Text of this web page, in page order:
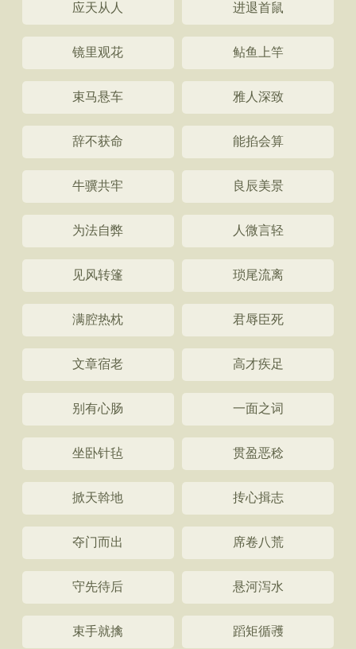
应天从人 进退首鼠
镜里观花 鲇鱼上竿
束马悬车 雅人深致
辞不获命 能掐会算
牛骥共牢 良辰美景
为法自弊 人微言轻
见风转篷 琐尾流离
满腔热枕 君辱臣死
文章宿老 高才疾足
别有心肠 一面之词
坐卧针毡 贯盈恶稔
掀天斡地 抟心揖志
夺门而出 席卷八荒
守先待后 悬河泻水
束手就擒 蹈矩循彟